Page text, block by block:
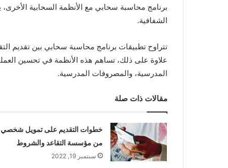
برنامج محاسبة سحابي مع الأنظمة السحابية
الشفافية.
تتراوح تطبيقات برنامج محاسبة سحابي بين تقديم
علاوة على ذلك، تساهم هذه الأنظمة في تحسين
المدرسية، والمصروفات المدرسية.
مقالات ذات صلة
خطوات التقديم على تمويل شخصي
من مؤسسة التقاعد والشروط
سبتمبر 19, 2022